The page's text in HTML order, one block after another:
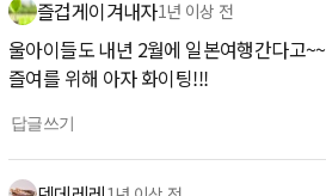
즐겁게이겨내자1년 이상 전
울아이들도 내년 2월에 일본여행간다고~~
즐여를 위해 아자 화이팅!!!
답글쓰기